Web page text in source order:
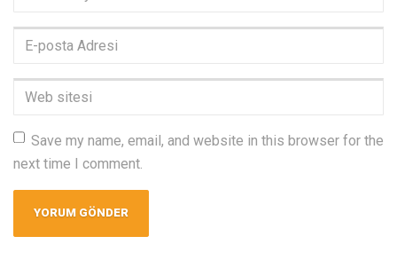
Soyadı*
Adresi*
Web
Save my name, email, and website in this browser for the
next time I comment.